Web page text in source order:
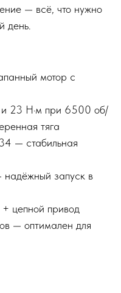
— всё, что нужно
день.
мотор с
23 Н·м при 6500 об/
тяга
— стабильная
надёжный запуск в
цепной привод
— оптимален для